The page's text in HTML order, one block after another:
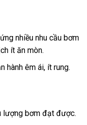
nhiều nhu cầu bơm
ít ăn mòn.
hành êm ái, ít rung.
lượng bơm đạt được.